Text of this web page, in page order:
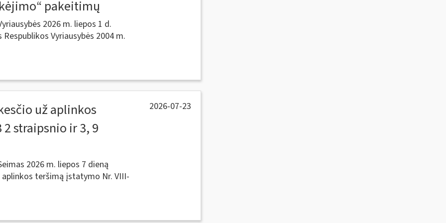
pakeitimų
2026 m. liepos 1 d.
Vyriausybės 2004 m.
už aplinkos
straipsnio ir 3, 9
2026-07-23
2026 m. liepos 7 dieną
teršimą įstatymo Nr. VIII-